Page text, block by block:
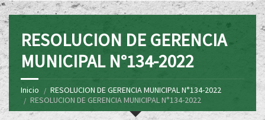
RESOLUCION DE GERENCIA
MUNICIPAL N°134-2022
Inicio
RESOLUCION DE GERENCIA MUNICIPAL N°134-2022
RESOLUCION DE GERENCIA MUNICIPAL N°134-2022